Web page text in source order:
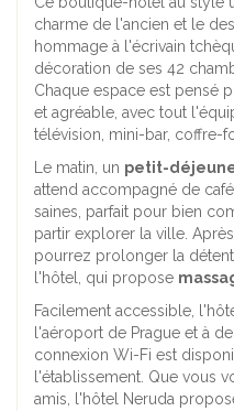
charme de l'ancien et le
hommage à l'écrivain
décoration de ses 42
Chaque espace est pensé
et agréable, avec tout
télévision, mini-bar, coffre-
Le matin, un petit-
attend accompagné de
saines, parfait pour bien
partir explorer la ville.
pourrez prolonger la
l'hôtel, qui propose
Facilement accessible,
l'aéroport de Prague et à
connexion Wi-Fi est
l'établissement. Que vous
amis, l'hôtel Neruda